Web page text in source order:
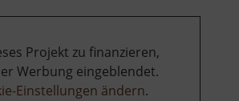
Projekt zu finanzieren,
Werbung eingeblendet.
Einstellungen ändern.